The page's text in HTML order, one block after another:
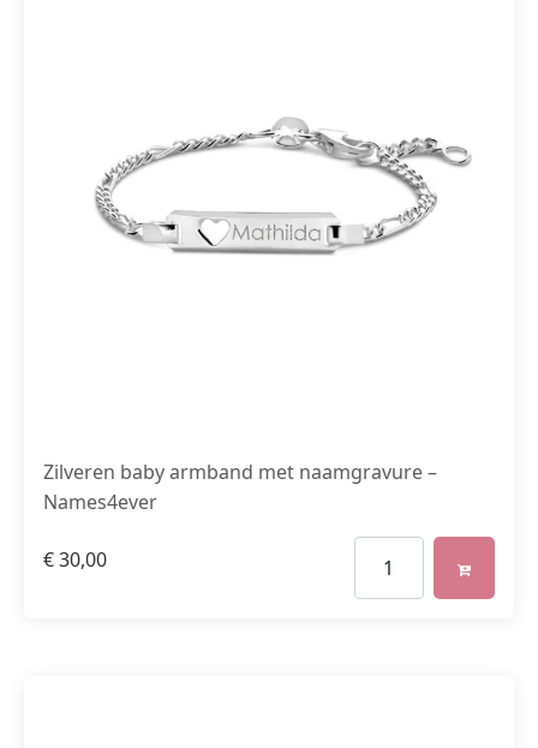
Zilveren baby armband met naamgravure –
Names4ever
€30,00